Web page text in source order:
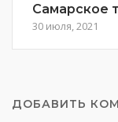
Самарское
30 июля, 2021
ДОБАВИТЬ